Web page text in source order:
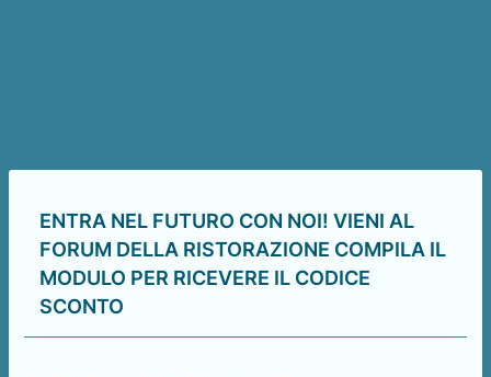
ENTRA NEL FUTURO CON NOI! VIENI AL
FORUM DELLA RISTORAZIONE COMPILA IL
MODULO PER RICEVERE IL CODICE
SCONTO